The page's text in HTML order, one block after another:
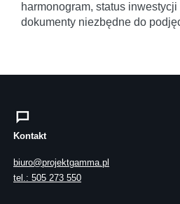
harmonogram, status
dokumenty niezbędne do
Kontakt
biuro@projektgamma.pl
tel.: 505 273 550